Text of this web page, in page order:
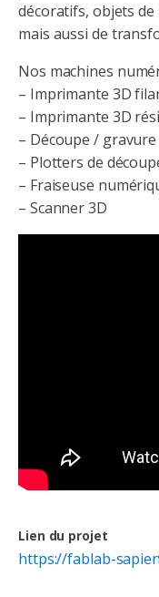
décoratifs, objets
mais aussi de
Nos machines
– Imprimante 3D
– Imprimante 3D
– Découpe /
– Plotters de
– Fraiseuse
– Scanner 3D
Lien du projet
https://fablab-